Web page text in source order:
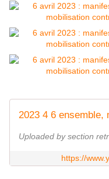
2023 4 6 ensemble,
Uploaded by section
https://